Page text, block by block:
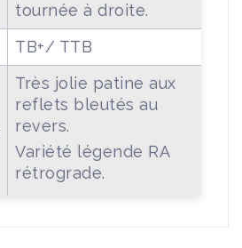
tournée à droite.
TB+/ TTB
Très jolie patine aux
reflets bleutés au
revers.
Variété légende RA
rétrograde.